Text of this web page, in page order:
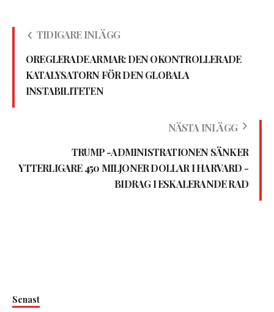
TIDIGARE INLÄGG
OREGLERADE ARMAR: DEN OKONTROLLERADE
KATALYSATORN FÖR DEN GLOBALA
INSTABILITETEN
NÄSTA INLÄGG
TRUMP -ADMINISTRATIONEN SÄNKER
YTTERLIGARE 450 MILJONER DOLLAR I HARVARD -
BIDRAG I ESKALERANDE RAD
Senast